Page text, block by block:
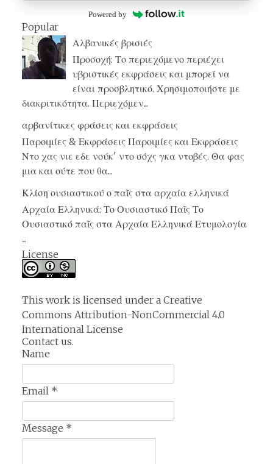
Powered by
Popular
Αλβανικές βρισιές
Προσοχή: Το περιεχόμενο περιέχει
υβριστικές εκφράσεις και μπορεί να
είναι προσβλητικό. Χρησιμοποιήστε με
διακριτικότητα. Περιεχόμεν...
αρβανίτικες φράσεις και εκφράσεις
Παροιμίες & Εκφράσεις Παροιμίες και Εκφράσεις
Ντο χας νιε εδε νούκ' ντο σόχς γκα ντοβές. Θα φας
μια και ούτε που θα...
Κλίση ουσιαστικού ο παῖς στα αρχαία ελληνικά
Αρχαία Ελληνικά: Το Ουσιαστικό Παῖς Το
Ουσιαστικό παῖς στα Αρχαία Ελληνικά Ετυμολογία
...
License
This work is licensed under a Creative
Commons Attribution-NonCommercial 4.0
International License
Contact us.
Name
Email *
Message *